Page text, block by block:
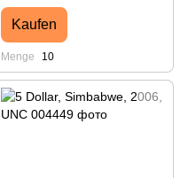
Kaufen
Menge 10